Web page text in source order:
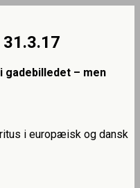
gadebilledet – men
i europæisk og dansk